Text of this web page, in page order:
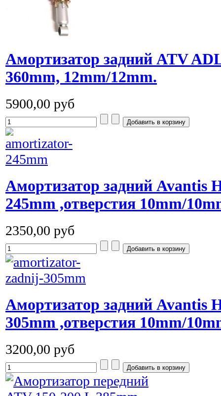
Амортизатор задний ATV
360mm, 12mm/12mm.
5900,00 руб
Амортизатор задний Avantis
245mm ,отверстия 10mm/
2350,00 руб
Амортизатор задний Avantis
305mm ,отверстия 10mm/
3200,00 руб